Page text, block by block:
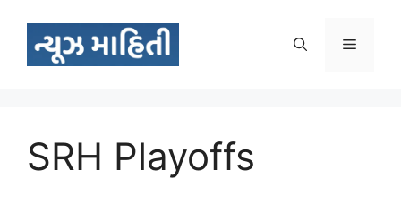
content
Menu
SRH Playoffs